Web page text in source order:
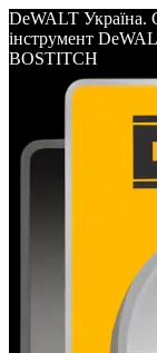
DeWALT Україна.
інструмент
BOSTITCH